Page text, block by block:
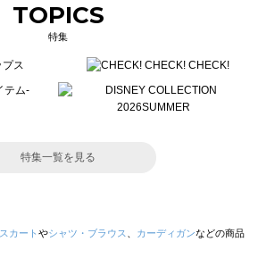
TOPICS
特集
特集一覧を見る
スカート やシャツ・ブラウス カーディガンなどの商品